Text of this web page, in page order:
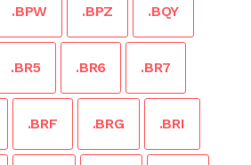
.BPW .BPZ .BQY
.BR5 .BR6 .BR7
.BRF .BRG .BRI